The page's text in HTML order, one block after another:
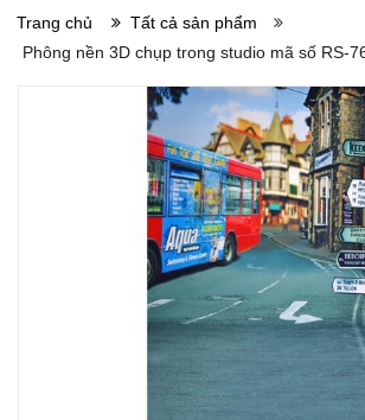
Trang chủ
Tất cả sản phẩm
Phông nền 3D chụp trong studio mã số RS-